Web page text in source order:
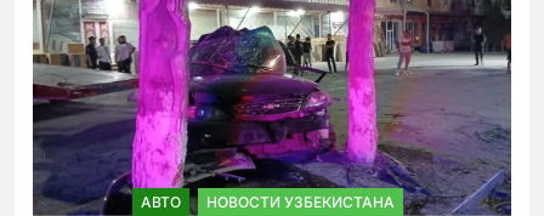
АВТО НОВОСТИ УЗБЕКИСТАНА